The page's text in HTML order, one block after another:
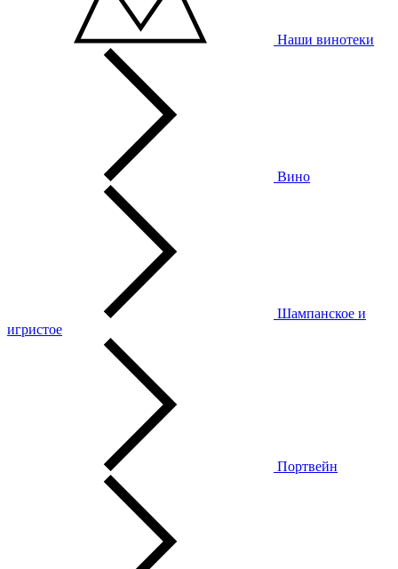
Наши винотеки
Вино
Шампанское и
игристое
Портвейн